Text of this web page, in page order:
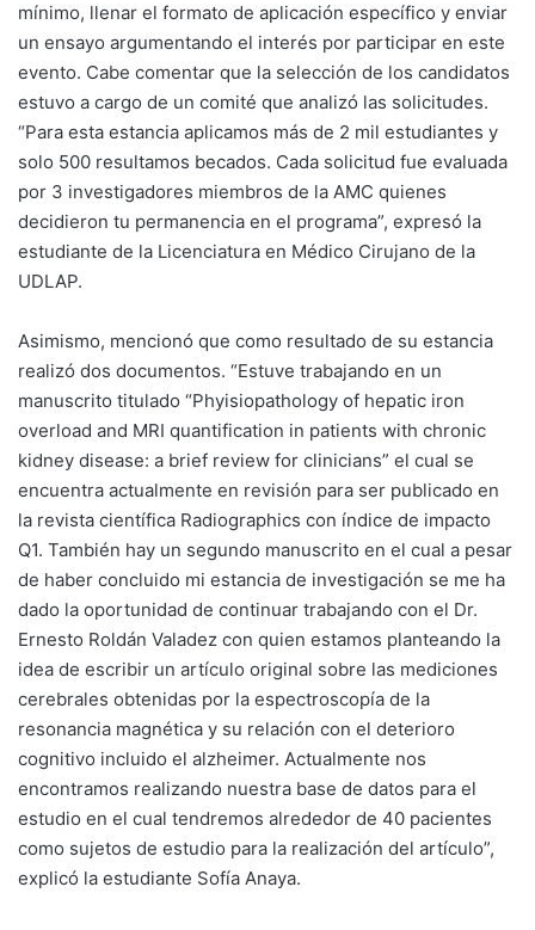
mínimo, llenar el formato de aplicación específico y enviar
un ensayo argumentando el interés por participar en este
evento. Cabe comentar que la selección de los candidatos
estuvo a cargo de un comité que analizó las solicitudes.
“Para esta estancia aplicamos más de 2 mil estudiantes y
solo 500 resultamos becados. Cada solicitud fue evaluada
por 3 investigadores miembros de la AMC quienes
decidieron tu permanencia en el programa”, expresó la
estudiante de la Licenciatura en Médico Cirujano de la
UDLAP.
Asimismo, mencionó que como resultado de su estancia
realizó dos documentos. “Estuve trabajando en un
manuscrito titulado “Phyisiopathology of hepatic iron
overload and MRI quantification in patients with chronic
kidney disease: a brief review for clinicians” el cual se
encuentra actualmente en revisión para ser publicado en
la revista científica Radiographics con índice de impacto
Q1. También hay un segundo manuscrito en el cual a pesar
de haber concluido mi estancia de investigación se me ha
dado la oportunidad de continuar trabajando con el Dr.
Ernesto Roldán Valadez con quien estamos planteando la
idea de escribir un artículo original sobre las mediciones
cerebrales obtenidas por la espectroscopía de la
resonancia magnética y su relación con el deterioro
cognitivo incluido el alzheimer. Actualmente nos
encontramos realizando nuestra base de datos para el
estudio en el cual tendremos alrededor de 40 pacientes
como sujetos de estudio para la realización del artículo”,
explicó la estudiante Sofía Anaya.